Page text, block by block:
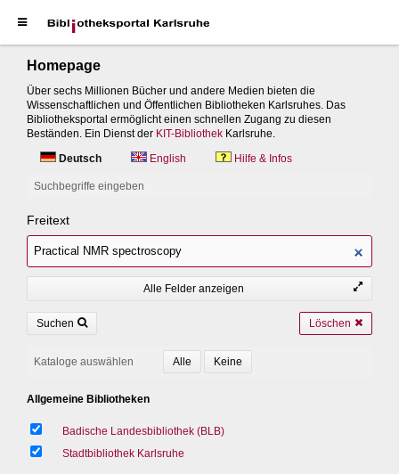
Homepage
Über sechs Millionen Bücher und andere Medien bieten die
Wissenschaftlichen und Öffentlichen Bibliotheken Karlsruhes. Das
Bibliotheksportal ermöglicht einen schnellen Zugang zu diesen
Beständen. Ein Dienst der KIT-Bibliothek Karlsruhe.
Deutsch
English Hilfe & Infos
Suchbegriffe eingeben
Freitext
Alle Felder anzeigen
Suchen Löschen
Kataloge auswählen
Allgemeine Bibliotheken
Badische Landesbibliothek (BLB)
Stadtbibliothek Karlsruhe